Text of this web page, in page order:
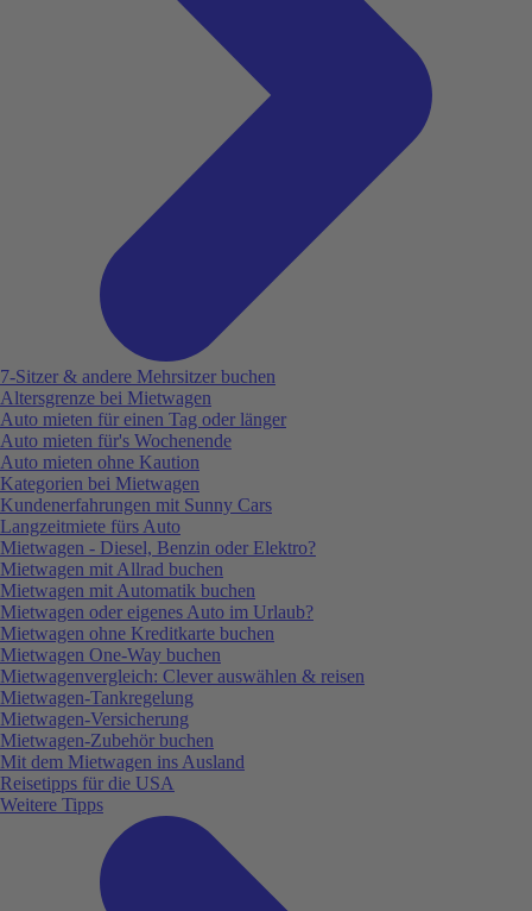
7-Sitzer & andere Mehrsitzer buchen
Altersgrenze bei Mietwagen
Auto mieten für einen Tag oder länger
Auto mieten für's Wochenende
Auto mieten ohne Kaution
Kategorien bei Mietwagen
Kundenerfahrungen mit Sunny Cars
Langzeitmiete fürs Auto
Mietwagen - Diesel, Benzin oder Elektro?
Mietwagen mit Allrad buchen
Mietwagen mit Automatik buchen
Mietwagen oder eigenes Auto im Urlaub?
Mietwagen ohne Kreditkarte buchen
Mietwagen One-Way buchen
Mietwagenvergleich: Clever auswählen & reisen
Mietwagen-Tankregelung
Mietwagen-Versicherung
Mietwagen-Zubehör buchen
Mit dem Mietwagen ins Ausland
Reisetipps für die USA
Weitere Tipps